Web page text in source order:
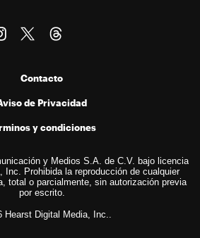
Contacto
de Privacidad
y condiciones
y Medios S.A. de C.V. bajo licencia
Inc. Prohibida la reproducción de cualquier
total o parcialmente, sin autorización previa
por escrito.
Hearst Digital Media, Inc..